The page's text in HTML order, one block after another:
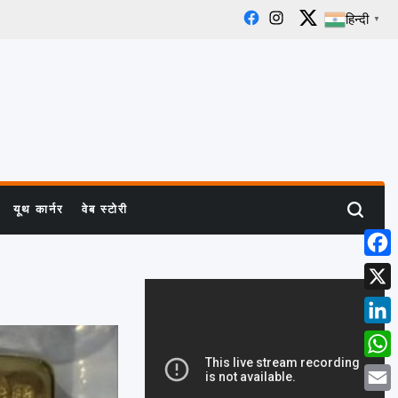
Facebook
Instagram
X हिन्दी ▼
यूथ कार्नर वेब स्टोरी Search
X